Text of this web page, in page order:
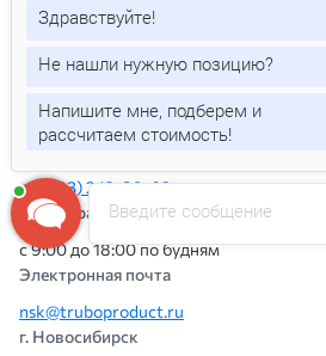
Производство
О компании
Новости
Телефон
+7 (383) 242-89-03
Режим работы:
с 9:00 до 18:00 по будням
Электронная почта
nsk@truboproduct.ru
г. Новосибирск
Введите сообщение
Здравствуйте!
Не нашли нужную позицию?
Напишите мне, подберем и
рассчитаем стоимость!